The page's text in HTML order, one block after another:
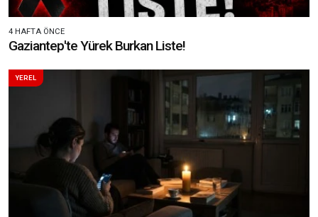
4 HAFTA ÖNCE
Gaziantep'te Yürek Burkan Liste!
YEREL